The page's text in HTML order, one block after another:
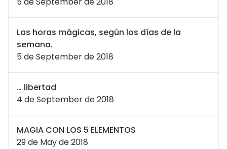
Las horas mágicas, según los días de la
semana.
5 de September de 2018
… libertad
4 de September de 2018
MAGIA CON LOS 5 ELEMENTOS
29 de May de 2018